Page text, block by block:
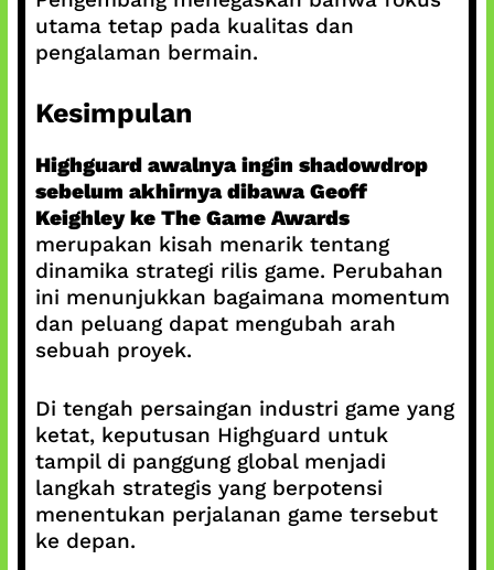
utama tetap pada kualitas dan
pengalaman bermain.
Kesimpulan
Highguard awalnya ingin shadowdrop
sebelum akhirnya dibawa Geoff
Keighley ke The Game Awards
merupakan kisah menarik tentang
dinamika strategi rilis game. Perubahan
ini menunjukkan bagaimana momentum
dan peluang dapat mengubah arah
sebuah proyek.
Di tengah persaingan industri game yang
ketat, keputusan Highguard untuk
tampil di panggung global menjadi
langkah strategis yang berpotensi
menentukan perjalanan game tersebut
ke depan.